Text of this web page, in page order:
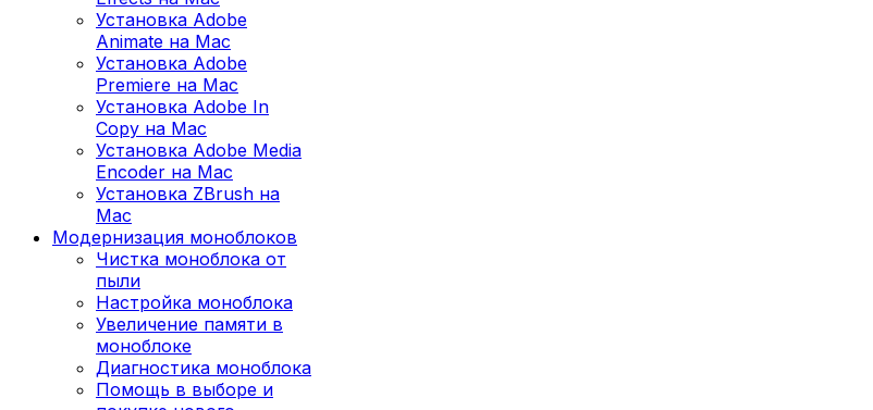
Установка Adobe
Animate на Mac
Установка Adobe
Premiere на Mac
Установка Adobe In
Copy на Mac
Установка Adobe Media
Encoder на Mac
Установка ZBrush на
Mac
Модернизация моноблоков
Чистка моноблока от
пыли
Настройка моноблока
Увеличение памяти в
моноблоке
Диагностика моноблока
Помощь в выборе и